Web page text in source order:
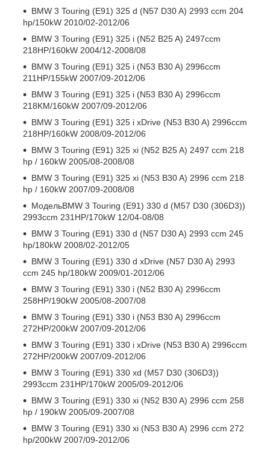
BMW 3 Touring (E91) 325 d (N57 D30 A) 2993 ccm 204
hp/150kW 2010/02-2012/06
BMW 3 Touring (E91) 325 i (N52 B25 A) 2497ccm
218HP/160kW 2004/12-2008/08
BMW 3 Touring (E91) 325 i (N53 B30 A) 2996ccm
211HP/155kW 2007/09-2012/06
BMW 3 Touring (E91) 325 i (N53 B30 A) 2996ccm
218KM/160kW 2007/09-2012/06
BMW 3 Touring (E91) 325 i xDrive (N53 B30 A) 2996ccm
218HP/160kW 2008/09-2012/06
BMW 3 Touring (E91) 325 xi (N52 B25 A) 2497 ccm 218
hp / 160kW 2005/08-2008/08
BMW 3 Touring (E91) 325 xi (N53 B30 A) 2996 ccm 218
hp / 160kW 2007/09-2008/08
МодельBMW 3 Touring (E91) 330 d (M57 D30 (306D3))
2993ccm 231HP/170kW 12/04-08/08
BMW 3 Touring (E91) 330 d (N57 D30 A) 2993 ccm 245
hp/180kW 2008/02-2012/05
BMW 3 Touring (E91) 330 d xDrive (N57 D30 A) 2993
ccm 245 hp/180kW 2009/01-2012/06
BMW 3 Touring (E91) 330 i (N52 B30 A) 2996ccm
258HP/190kW 2005/08-2007/08
BMW 3 Touring (E91) 330 i (N53 B30 A) 2996ccm
272HP/200kW 2007/09-2012/06
BMW 3 Touring (E91) 330 i xDrive (N53 B30 A) 2996ccm
272HP/200kW 2007/09-2012/06
BMW 3 Touring (E91) 330 xd (M57 D30 (306D3))
2993ccm 231HP/170kW 2005/09-2012/06
BMW 3 Touring (E91) 330 xi (N52 B30 A) 2996 ccm 258
hp / 190kW 2005/09-2007/08
BMW 3 Touring (E91) 330 xi (N53 B30 A) 2996 ccm 272
hp/200kW 2007/09-2012/06